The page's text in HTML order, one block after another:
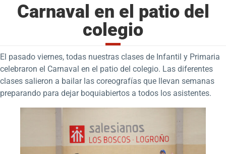
Carnaval en el patio del
colegio
El pasado viernes, todas nuestras clases de Infantil y Primaria
celebraron el Carnaval en el patio del colegio. Las diferentes
clases salieron a bailar las coreografías que llevan semanas
preparando para dejar boquiabiertos a todos los asistentes.